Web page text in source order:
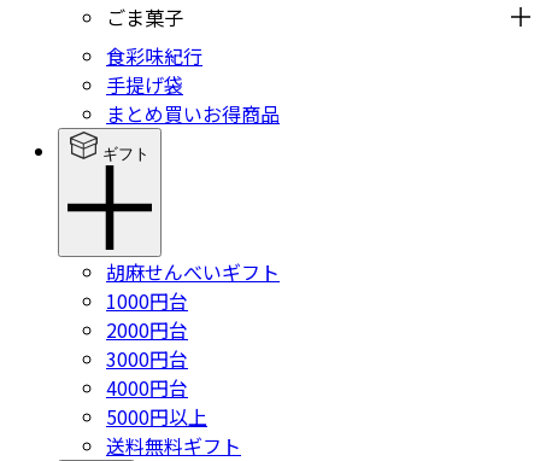
ごま菓子
食彩味紀行
手提げ袋
まとめ買いお得商品
ギフト
胡麻せんべいギフト
1000円台
2000円台
3000円台
4000円台
5000円以上
送料無料ギフト